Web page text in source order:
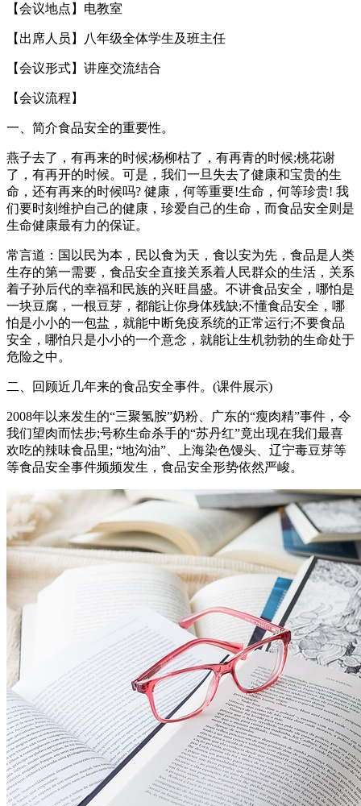
【会议地点】电教室
【出席人员】八年级全体学生及班主任
【会议形式】讲座交流结合
【会议流程】
一、简介食品安全的重要性。
燕子去了，有再来的时候;杨柳枯了，有再青的时候;桃花谢
了，有再开的时候。可是，我们一旦失去了健康和宝贵的生
命，还有再来的时候吗? 健康，何等重要!生命，何等珍贵! 我
们要时刻维护自己的健康，珍爱自己的生命，而食品安全则是
生命健康最有力的保证。
常言道：国以民为本，民以食为天，食以安为先，食品是人类
生存的第一需要，食品安全直接关系着人民群众的生活，关系
着子孙后代的幸福和民族的兴旺昌盛。不讲食品安全，哪怕是
一块豆腐，一根豆芽，都能让你身体残缺;不懂食品安全，哪
怕是小小的一包盐，就能中断免疫系统的正常运行;不要食品
安全，哪怕只是小小的一个意念，就能让生机勃勃的生命处于
危险之中。
二、回顾近几年来的食品安全事件。(课件展示)
2008年以来发生的“三聚氢胺”奶粉、广东的“瘦肉精”事件，令
我们望肉而怯步;号称生命杀手的“苏丹红”竟出现在我们最喜
欢吃的辣味食品里; “地沟油”、上海染色馒头、辽宁毒豆芽等
等食品安全事件频频发生，食品安全形势依然严峻。